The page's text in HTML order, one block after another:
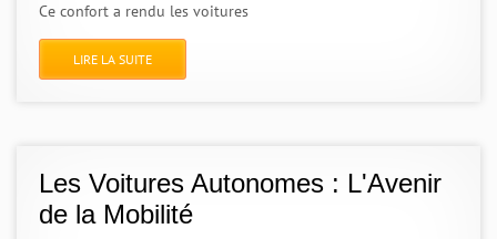
Ce confort a rendu les voitures
LIRE LA SUITE
Les Voitures Autonomes : L'Avenir
de la Mobilité